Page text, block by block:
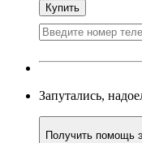
Купить
Запутались,
Получить помощь